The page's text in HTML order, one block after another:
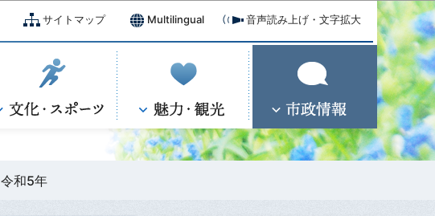
サイトマップ Multilingual 音声読み上げ・文字拡大
令和5年